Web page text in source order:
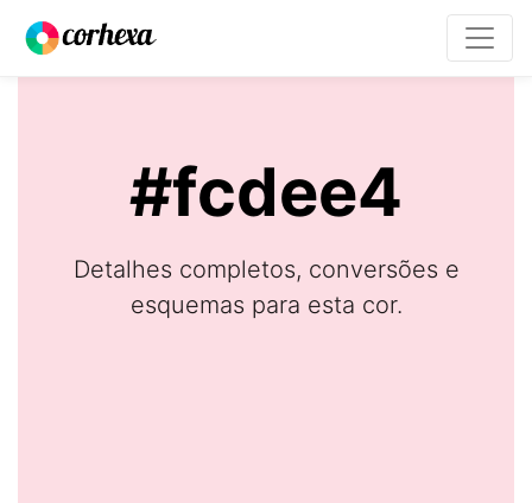
#fcdee4
Detalhes completos, conversões e
esquemas para esta cor.